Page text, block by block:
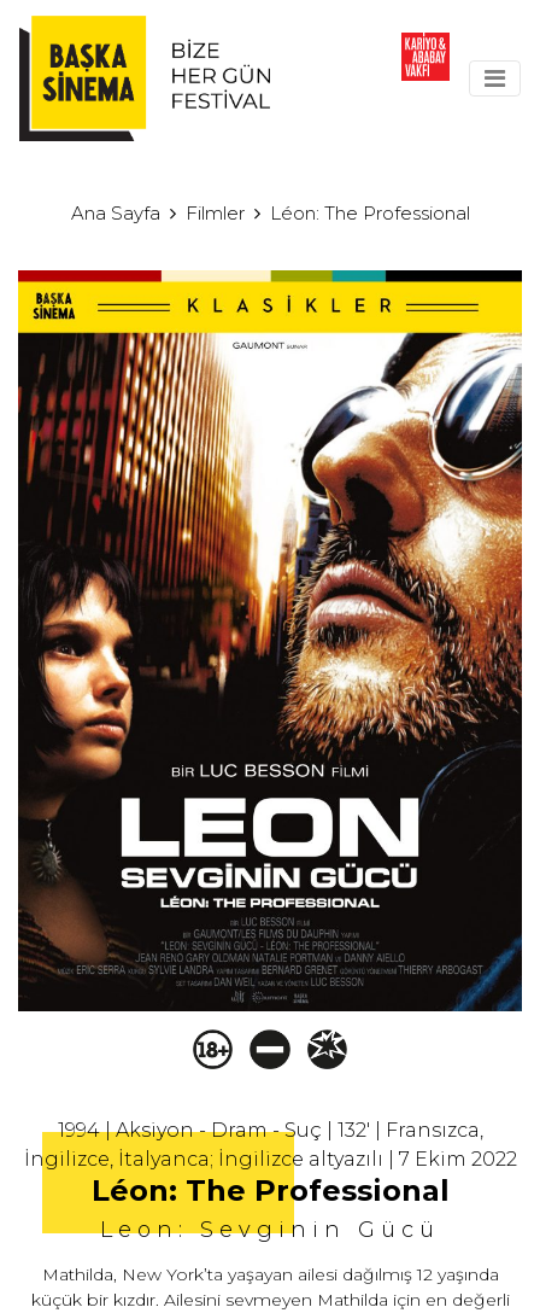
Ana Sayfa Filmler Léon: The Professional
1994 | Aksiyon - Dram - Suç | 132' | Fransızca,
İngilizce, İtalyanca; İngilizce altyazılı | 7 Ekim 2022
Léon: The Professional
Leon: Sevginin Gücü
Mathilda, New York’ta yaşayan ailesi dağılmış 12 yaşında
küçük bir kızdır. Ailesini sevmeyen Mathilda için en değerli